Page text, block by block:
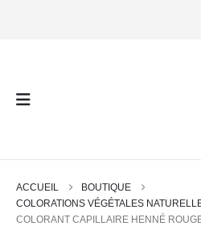
ACCUEIL
BOUTIQUE
COLORATIONS VÉGÉTALES
COLORANT CAPILLAIRE HENNÉ